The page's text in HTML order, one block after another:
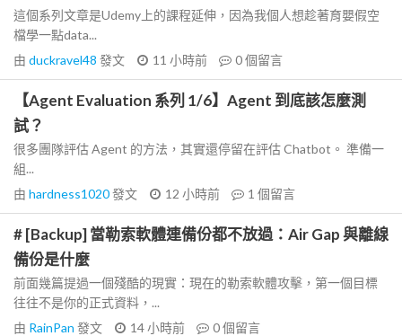
這個系列文章是Udemy上的課程延伸，因為我個人想趁著育嬰假空
檔學一點data...
由 duckravel48 發文 11 小時前 0個留言
【Agent Evaluation 系列 1/6】Agent 到底該怎麼測
試？
很多團隊評估 Agent 的方法，其實還停留在評估 Chatbot。 準備一
組...
由 hardness1020發文 12 小時前 1 個留言
# [Backup] 當勒索軟體連備份都不放過：Air Gap 與離線
備份是什麼
前面幾篇提過一個殘酷的現實：現在的勒索軟體攻擊，第一個目標
往往不是你的正式資料，...
由 RainPan 發文 14 小時前 0個留言